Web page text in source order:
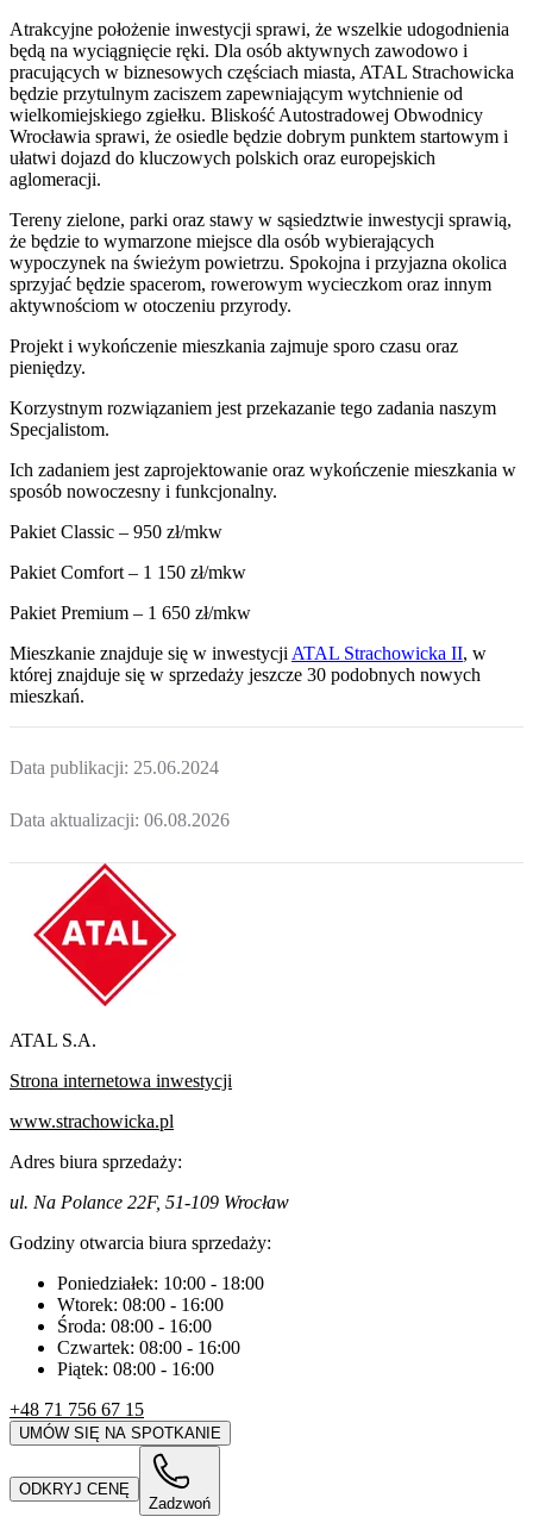
Atrakcyjne położenie inwestycji sprawi, że wszelkie udogodnienia
będą na wyciągnięcie ręki. Dla osób aktywnych zawodowo i
pracujących w biznesowych częściach miasta, ATAL Strachowicka
będzie przytulnym zaciszem zapewniającym wytchnienie od
wielkomiejskiego zgiełku. Bliskość Autostradowej Obwodnicy
Wrocławia sprawi, że osiedle będzie dobrym punktem startowym i
ułatwi dojazd do kluczowych polskich oraz europejskich
aglomeracji.
Tereny zielone, parki oraz stawy w sąsiedztwie inwestycji sprawią,
że będzie to wymarzone miejsce dla osób wybierających
wypoczynek na świeżym powietrzu. Spokojna i przyjazna okolica
sprzyjać będzie spacerom, rowerowym wycieczkom oraz innym
aktywnościom w otoczeniu przyrody.
Projekt i wykończenie mieszkania zajmuje sporo czasu oraz
pieniędzy.
Korzystnym rozwiązaniem jest przekazanie tego zadania naszym
Specjalistom.
Ich zadaniem jest zaprojektowanie oraz wykończenie mieszkania w
sposób nowoczesny i funkcjonalny.
Pakiet Classic – 950 zł/mkw
Pakiet Comfort – 1 150 zł/mkw
Pakiet Premium – 1 650 zł/mkw
Mieszkanie znajduje się w inwestycji ATAL Strachowicka II, w
której znajduje się w sprzedaży jeszcze 30 podobnych nowych
mieszkań.
Data publikacji: 25.06.2024
Data aktualizacji: 06.08.2026
ATAL S.A.
Strona internetowa inwestycji
www.strachowicka.pl
Adres biura sprzedaży:
ul. Na Polance 22F, 51-109 Wrocław
Godziny otwarcia biura sprzedaży:
Poniedziałek: 10:00 - 18:00
Wtorek: 08:00 - 16:00
Środa: 08:00 - 16:00
Czwartek: 08:00 - 16:00
Piątek: 08:00 - 16:00
+48 71 756 67 15
UMÓW SIĘ NA SPOTKANIE
ODKRYJ CENĘ
Zadzwoń